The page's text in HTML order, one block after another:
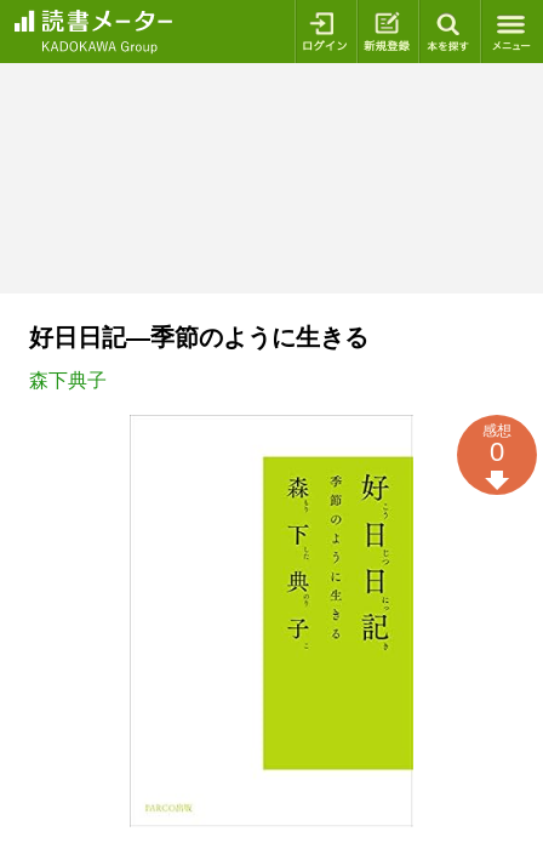
ログイン 新規登録
好日日記―季節のように生きる
森下典子
感想
0